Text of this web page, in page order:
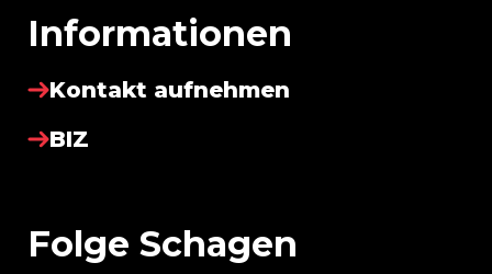
Informationen
Kontakt aufnehmen
BIZ
Folge Schagen